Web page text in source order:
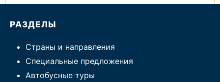
РАЗДЕЛЫ
Страны и направления
Специальные предложения
Автобусные туры